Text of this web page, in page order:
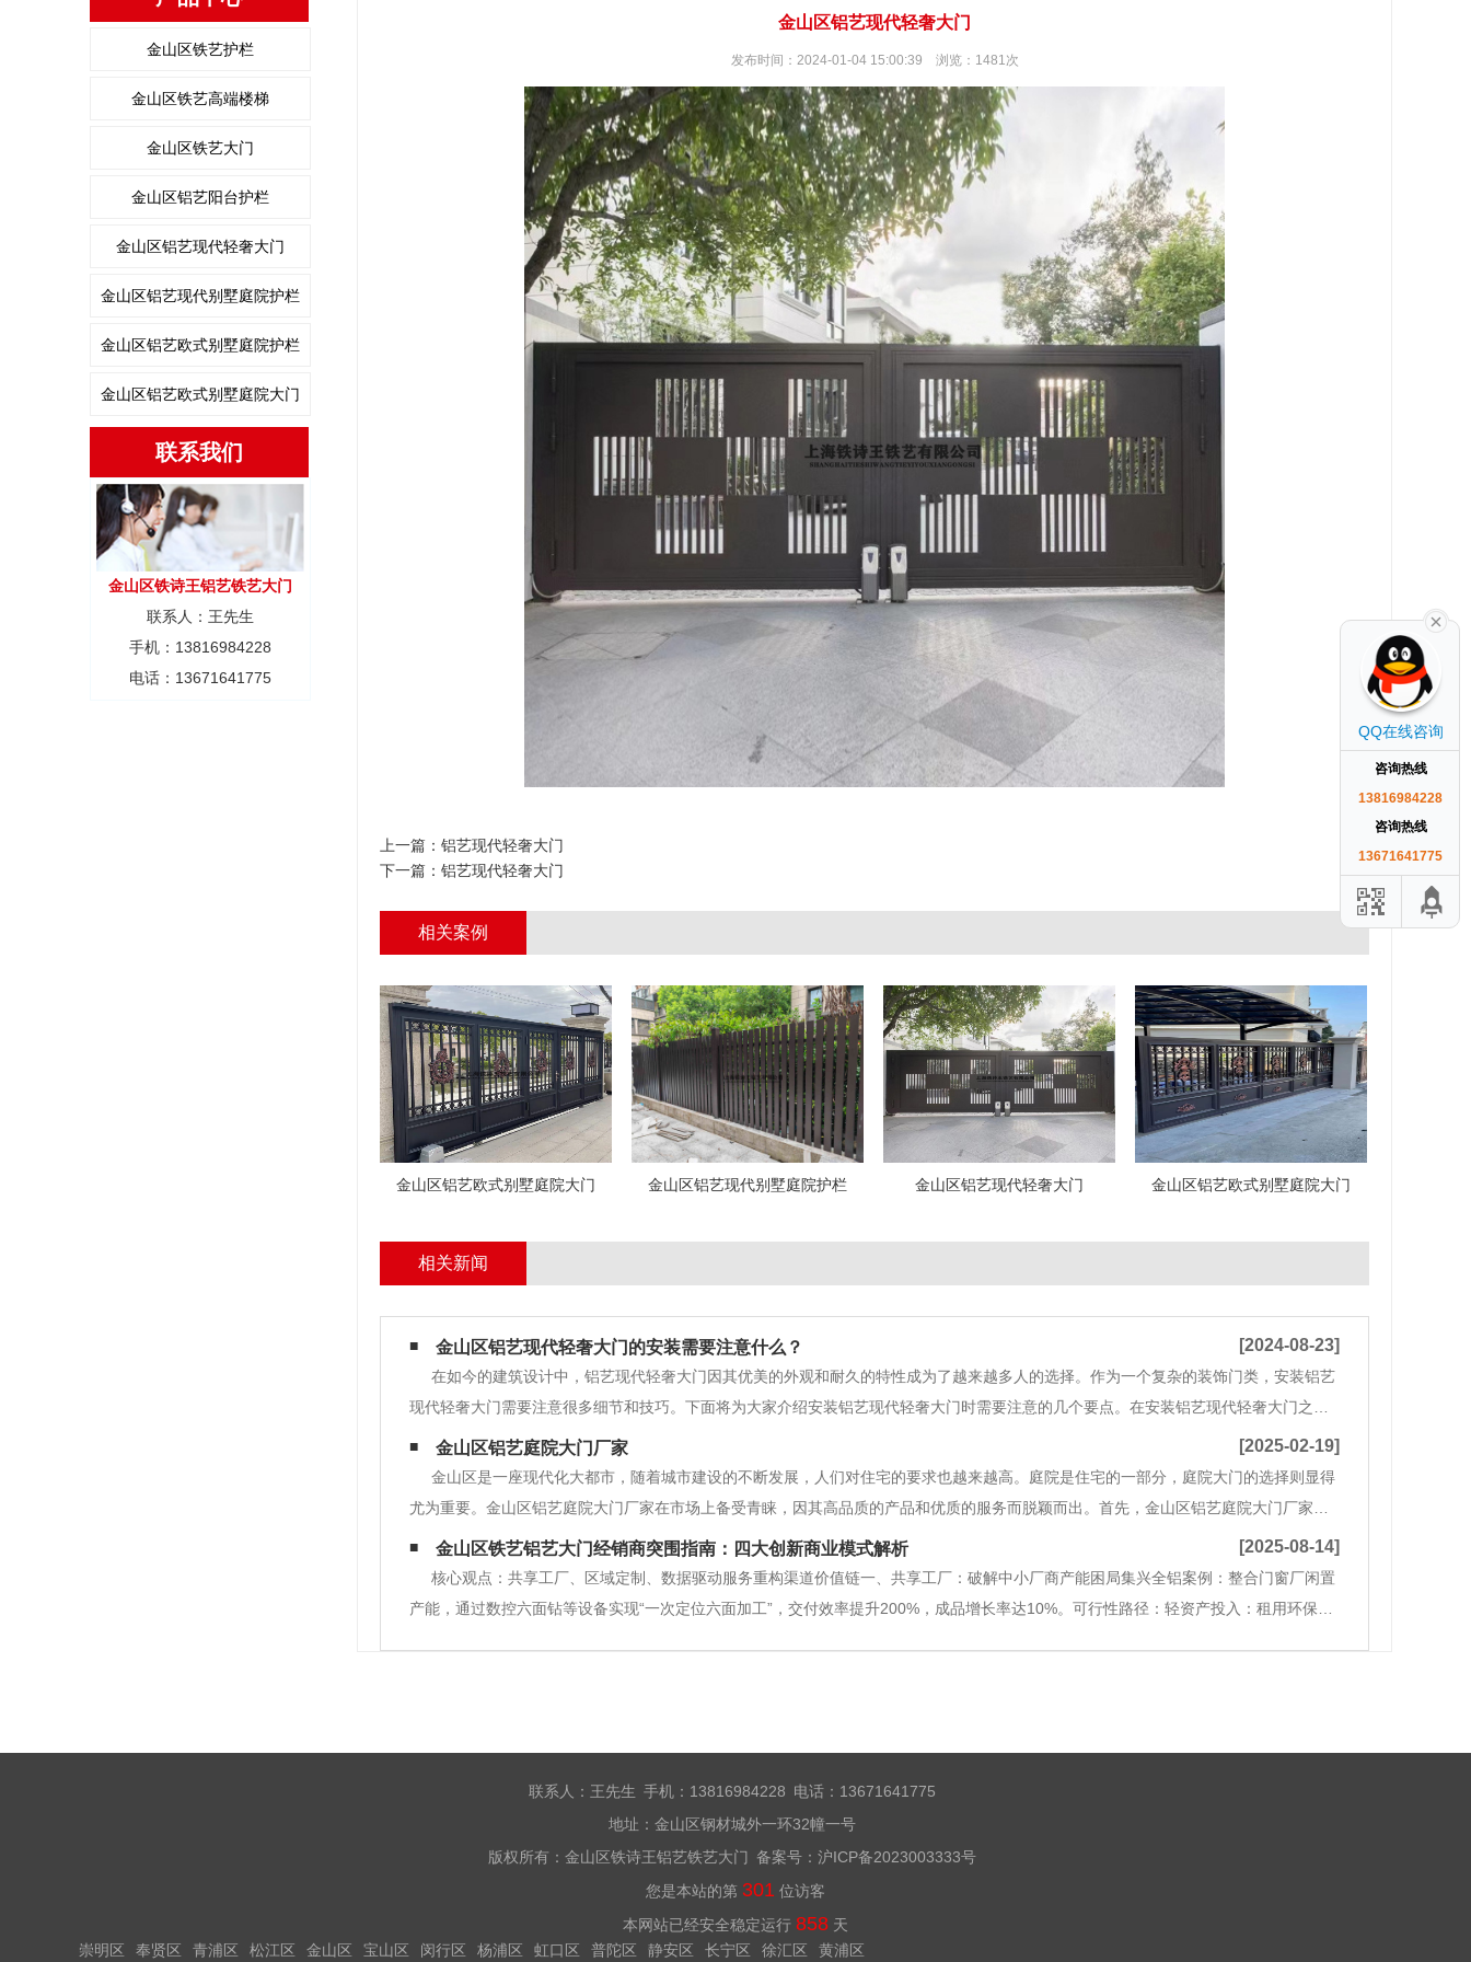
金山区铁艺护栏
金山区铁艺高端楼梯
金山区铁艺大门
金山区铝艺阳台护栏
金山区铝艺现代轻奢大门
金山区铝艺现代别墅庭院护栏
金山区铝艺欧式别墅庭院护栏
金山区铝艺欧式别墅庭院大门
联系我们
金山区铁诗王铝艺铁艺大门
联系人：王先生
手机：13816984228
电话：13671641775
金山区铝艺现代轻奢大门
发布时间：2024-01-04 15:00:39 浏览：1481次
上一篇： 铝艺现代轻奢大门
下一篇： 铝艺现代轻奢大门
相关案例
金山区铝艺欧式别墅庭院大门 金山区铝艺现代别墅庭院护栏 金山区铝艺现代轻奢大门 金山区铝艺欧式别墅庭院大门
相关新闻
金山区铝艺现代轻奢大门的安装需要注意什么？ [2024-08-23]
在如今的建筑设计中，铝艺现代轻奢大门因其优美的外观和耐久的特性成为了越来越多人的选择。作为一个复杂的装饰门类，安装铝艺
现代轻奢大门需要注意很多细节和技巧。下面将为大家介绍安装铝艺现代轻奢大门时需要注意的几个要点。在安装铝艺现代轻奢大门之
前，我们需要准确测量门洞的尺寸。准确的尺寸测量是保证安装质量的关键步骤。可以通过使用专业测量工具，如卷尺和水平仪，来确保
门洞的尺寸准确无误。在测量时务必考虑门框的厚
金山区铝艺庭院大门厂家 [2025-02-19]
金山区是一座现代化大都市，随着城市建设的不断发展，人们对住宅的要求也越来越高。庭院是住宅的一部分，庭院大门的选择则显得
尤为重要。金山区铝艺庭院大门厂家在市场上备受青睐，因其高品质的产品和优质的服务而脱颖而出。首先，金山区铝艺庭院大门厂家拥
有专业的设计团队，能够根据客户的需求量身定制，无论是简约现代风格还是古典欧式风格，都能够满足顾客的要求。其次，厂家拥有先
进的生产设备和技术，保证产品的质量和工艺。另外，
金山区铁艺铝艺大门经销商突围指南：四大创新商业模式解析 [2025-08-14]
核心观点：共享工厂、区域定制、数据驱动服务重构渠道价值链一、共享工厂：破解中小厂商产能困局集兴全铝案例：整合门窗厂闲置
产能，通过数控六面钻等设备实现“一次定位六面加工”，交付效率提升200%，成品增长率达10%。可行性路径：轻资产投入：租用环保达
联系人：王先生 手机：13816984228 电话：13671641775
地址：金山区钢材城外一环32幢一号
版权所有：金山区铁诗王铝艺铁艺大门 备案号： 沪ICP备2023003333号
您是本站的第 301 位访客
本网站已经安全稳定运行 858 天
崇明区
奉贤区 青浦区 松江区 金山区 宝山区 闵行区 杨浦区 虹口区 普陀区 静安区 长宁区 徐汇区 黄浦区
QQ在线咨询
咨询热线
13816984228
咨询热线
13671641775